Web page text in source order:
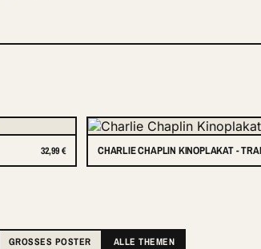
32,99 € CHARLIE CHAPLIN KINOPLAKAT -
GROSSES POSTER ALLE THEMEN